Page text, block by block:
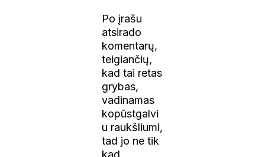
Po įrašu
atsirado
komentarų,
teigiančių,
kad tai retas
grybas,
vadinamas
kopūstgalvi
u raukšliumi,
tad jo ne tik
kad